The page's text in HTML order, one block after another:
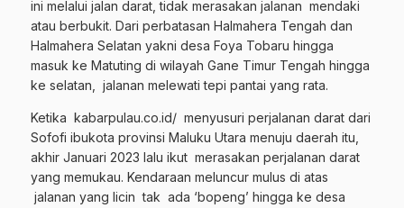
ini melalui jalan darat, tidak merasakan jalanan mendaki
atau berbukit. Dari perbatasan Halmahera Tengah dan
Halmahera Selatan yakni desa Foya Tobaru hingga
masuk ke Matuting di wilayah Gane Timur Tengah hingga
ke selatan, jalanan melewati tepi pantai yang rata.
Ketika kabarpulau.co.id/ menyusuri perjalanan darat dari
Sofofi ibukota provinsi Maluku Utara menuju daerah itu,
akhir Januari 2023 lalu ikut merasakan perjalanan darat
yang memukau. Kendaraan meluncur mulus di atas
jalanan yang licin tak ada ‘bopeng’ hingga ke desa